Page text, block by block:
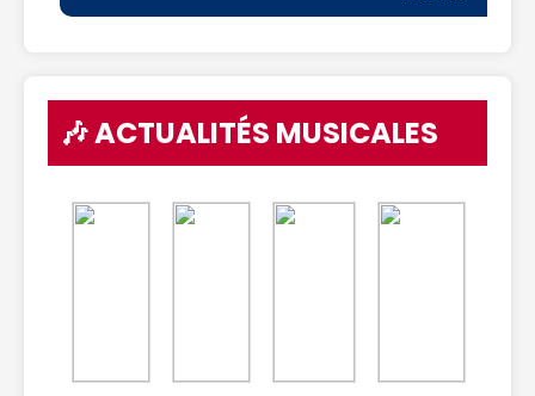
🎶 ACTUALITÉS MUSICALES